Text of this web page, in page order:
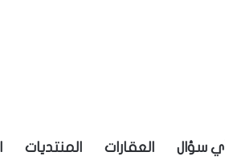
أي سؤال العقارات المنتديات